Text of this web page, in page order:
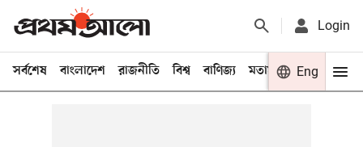
Login
সর্বশেষ বাংলাদেশ রাজনীতি বিশ্ব বাণিজ্য মতামত খেলা
Eng